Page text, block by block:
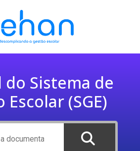
do Sistema de
Escolar (SGE)